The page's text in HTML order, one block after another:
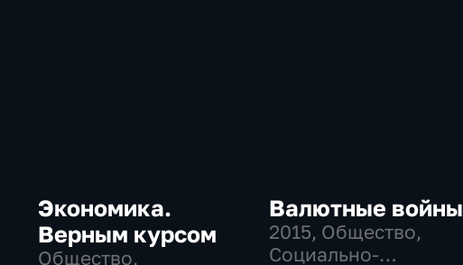
Экономика.
Верным курсом
Общество,
Валютные войны
2015, Общество,
Социально-